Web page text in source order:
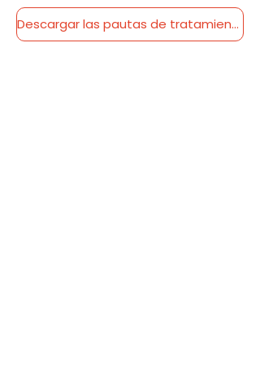
Descargar las pautas de tratamiento (PDF)